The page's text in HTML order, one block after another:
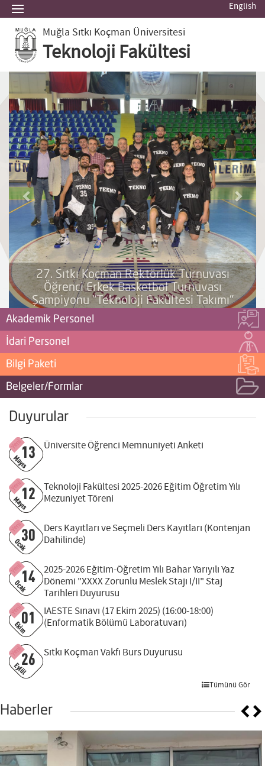
English
Muğla Sıtkı Koçman Üniversitesi
Teknoloji Fakültesi
27. Sıtkı Koçman Rektörlük Turnuvası
Öğrenci Erkek Basketbol Turnuvası
Şampiyonu "Teknoloji Fakültesi Takımı"
Akademik Personel
İdari Personel
Bilgi Paketi
Belgeler/Formlar
Duyurular
13
Mayıs
Yeni Üniversite Öğrenci Memnuniyeti Anketi
12
Mayıs
Yeni
Teknoloji Fakültesi 2025-2026 Eğitim Öğretim Yılı
Mezuniyet Töreni
30
Ocak
Yeni
Ders Kayıtları ve Seçmeli Ders Kayıtları (Kontenjan
Dahilinde)
14
Ocak
Yeni
2025-2026 Eğitim-Öğretim Yılı Bahar Yarıyılı Yaz
Dönemi "XXXX Zorunlu Meslek Stajı I/II" Staj
Tarihleri Duyurusu
01
Ekim
Yeni
IAESTE Sınavı (17 Ekim 2025) (16:00-18:00)
(Enformatik Bölümü Laboratuvarı)
26
Eylül
Yeni Sıtkı Koçman Vakfı Burs Duyurusu
Tümünü Gör
Haberler